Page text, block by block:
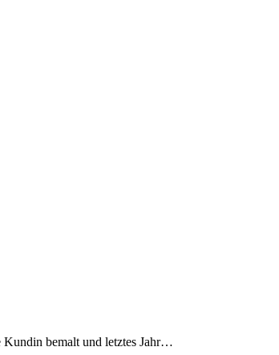
Kundin bemalt und letztes Jahr…